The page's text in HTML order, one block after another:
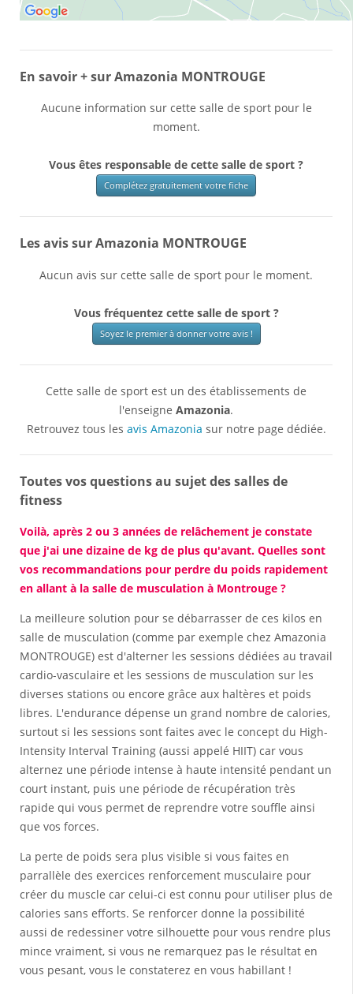
En savoir + sur Amazonia MONTROUGE
Aucune information sur cette salle de sport pour le
moment.
Vous êtes responsable de cette salle de sport ?
Complétez gratuitement votre fiche
Les avis sur Amazonia MONTROUGE
Aucun avis sur cette salle de sport pour le moment.
Vous fréquentez cette salle de sport ?
Soyez le premier à donner votre avis !
Cette salle de sport est un des établissements de
l'enseigne Amazonia.
Retrouvez tous les avis Amazonia sur notre page dédiée.
Toutes vos questions au sujet des salles de
fitness
Voilà, après 2 ou 3 années de relâchement je constate
que j'ai une dizaine de kg de plus qu'avant. Quelles sont
vos recommandations pour perdre du poids rapidement
en allant à la salle de musculation à Montrouge ?
La meilleure solution pour se débarrasser de ces kilos en
salle de musculation (comme par exemple chez Amazonia
MONTROUGE) est d'alterner les sessions dédiées au travail
cardio-vasculaire et les sessions de musculation sur les
diverses stations ou encore grâce aux haltères et poids
libres. L'endurance dépense un grand nombre de calories,
surtout si les sessions sont faites avec le concept du High-
Intensity Interval Training (aussi appelé HIIT) car vous
alternez une période intense à haute intensité pendant un
court instant, puis une période de récupération très
rapide qui vous permet de reprendre votre souffle ainsi
que vos forces.
La perte de poids sera plus visible si vous faites en
parrallèle des exercices renforcement musculaire pour
créer du muscle car celui-ci est connu pour utiliser plus de
calories sans efforts. Se renforcer donne la possibilité
aussi de redessiner votre silhouette pour vous rendre plus
mince vraiment, si vous ne remarquez pas le résultat en
vous pesant, vous le constaterez en vous habillant !